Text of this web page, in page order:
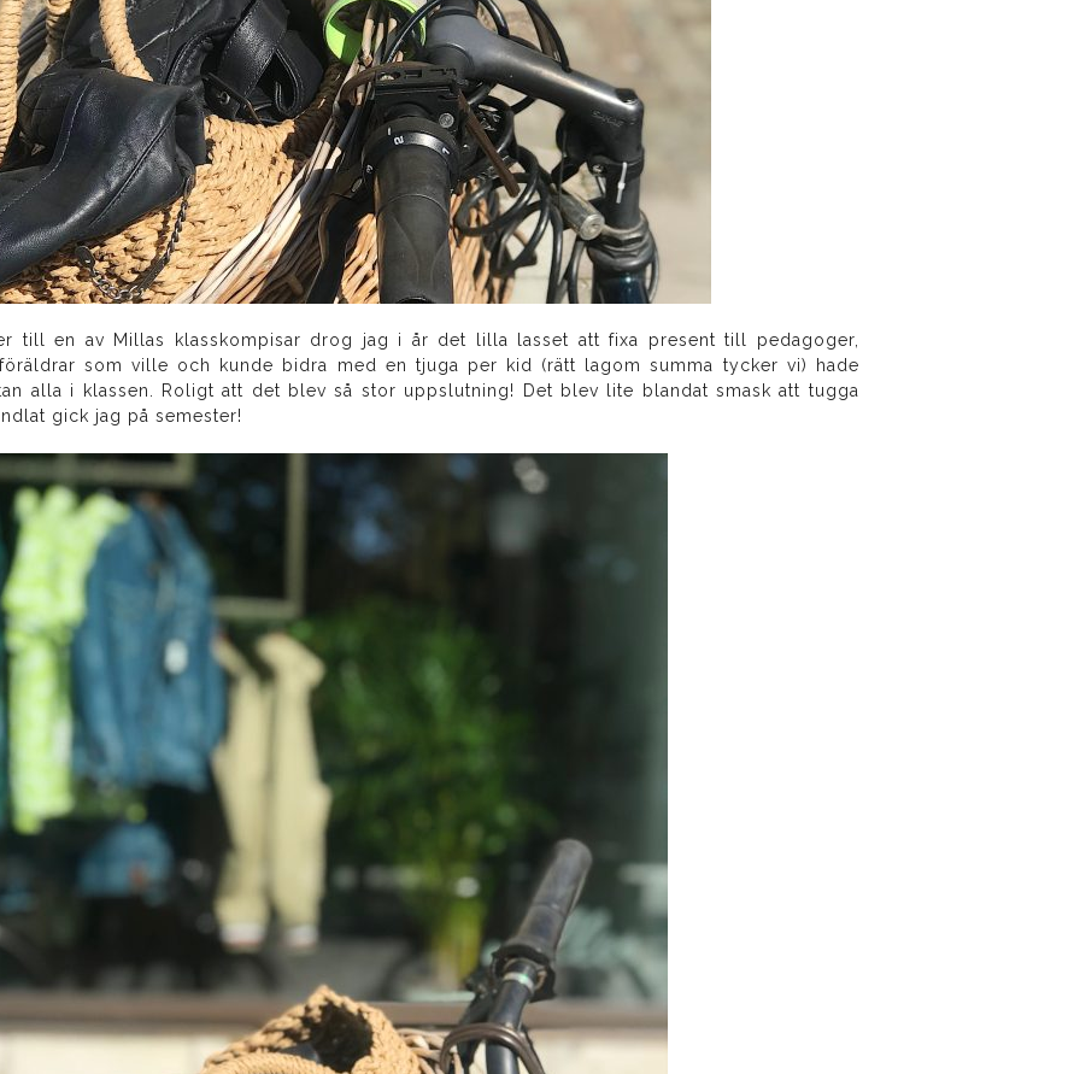
till en av Millas klasskompisar drog jag i år det lilla lasset att fixa present till pedagoger,
som ville och kunde bidra med en tjuga per kid (rätt lagom summa tycker vi) hade
alla i klassen. Roligt att det blev så stor uppslutning! Det blev lite blandat smask att tugga
gick jag på semester!